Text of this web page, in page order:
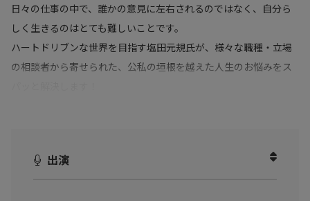
日々の仕事の中で、誰かの意見に左右されるのではなく、自分ら
しく生きるのはとても難しいことです。
ハートドリブンな世界を目指す塩田元規氏が、様々な職種・立場
の相談者から寄せられた、公私の垣根を越えた人生のお悩みをス
庭を持ったことをきっかけに仕事や人生の選択に臆病になってし
まったと言います。
出演